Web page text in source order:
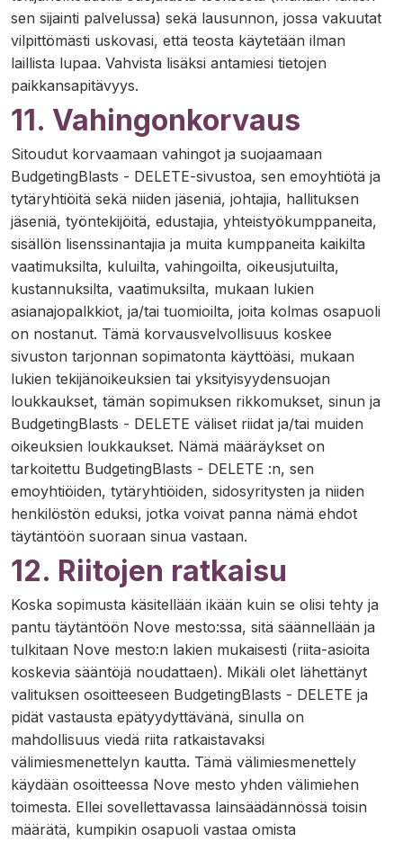
sen sijainti palvelussa) sekä lausunnon, jossa vakuutat
vilpittömästi uskovasi, että teosta käytetään ilman
laillista lupaa. Vahvista lisäksi antamiesi tietojen
paikkansapitävyys.
11. Vahingonkorvaus
Sitoudut korvaamaan vahingot ja suojaamaan
BudgetingBlasts - DELETE-sivustoa, sen emoyhtiötä ja
tytäryhtiöitä sekä niiden jäseniä, johtajia, hallituksen
jäseniä, työntekijöitä, edustajia, yhteistyökumppaneita,
sisällön lisenssinantajia ja muita kumppaneita kaikilta
vaatimuksilta, kuluilta, vahingoilta, oikeusjutuilta,
kustannuksilta, vaatimuksilta, mukaan lukien
asianajopalkkiot, ja/tai tuomioilta, joita kolmas osapuoli
on nostanut. Tämä korvausvelvollisuus koskee
sivuston tarjonnan sopimatonta käyttöäsi, mukaan
lukien tekijänoikeuksien tai yksityisyydensuojan
loukkaukset, tämän sopimuksen rikkomukset, sinun ja
BudgetingBlasts - DELETE väliset riidat ja/tai muiden
oikeuksien loukkaukset. Nämä määräykset on
tarkoitettu BudgetingBlasts - DELETE :n, sen
emoyhtiöiden, tytäryhtiöiden, sidosyritysten ja niiden
henkilöstön eduksi, jotka voivat panna nämä ehdot
täytäntöön suoraan sinua vastaan.
12. Riitojen ratkaisu
Koska sopimusta käsitellään ikään kuin se olisi tehty ja
pantu täytäntöön Nove mesto:ssa, sitä säännellään ja
tulkitaan Nove mesto:n lakien mukaisesti (riita-asioita
koskevia sääntöjä noudattaen). Mikäli olet lähettänyt
valituksen osoitteeseen BudgetingBlasts - DELETE ja
pidät vastausta epätyydyttävänä, sinulla on
mahdollisuus viedä riita ratkaistavaksi
välimiesmenettelyn kautta. Tämä välimiesmenettely
käydään osoitteessa Nove mesto yhden välimiehen
toimesta. Ellei sovellettavassa lainsäädännössä toisin
määrätä, kumpikin osapuoli vastaa omista